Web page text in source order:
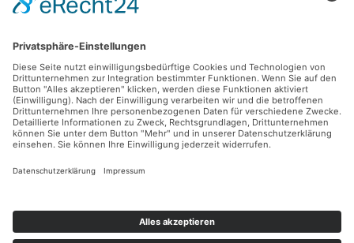
Zahlungsarten
Sicher Einkaufen
Ladengeschäft
Newsletter
Facebook Instagram